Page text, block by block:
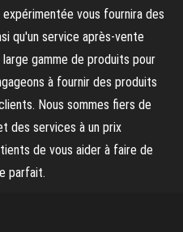
vous fournira des
qu'un service après-vente
gamme de produits pour
à fournir des produits
Nous sommes fiers de
des services à un prix
de vous aider à faire de
parfait.